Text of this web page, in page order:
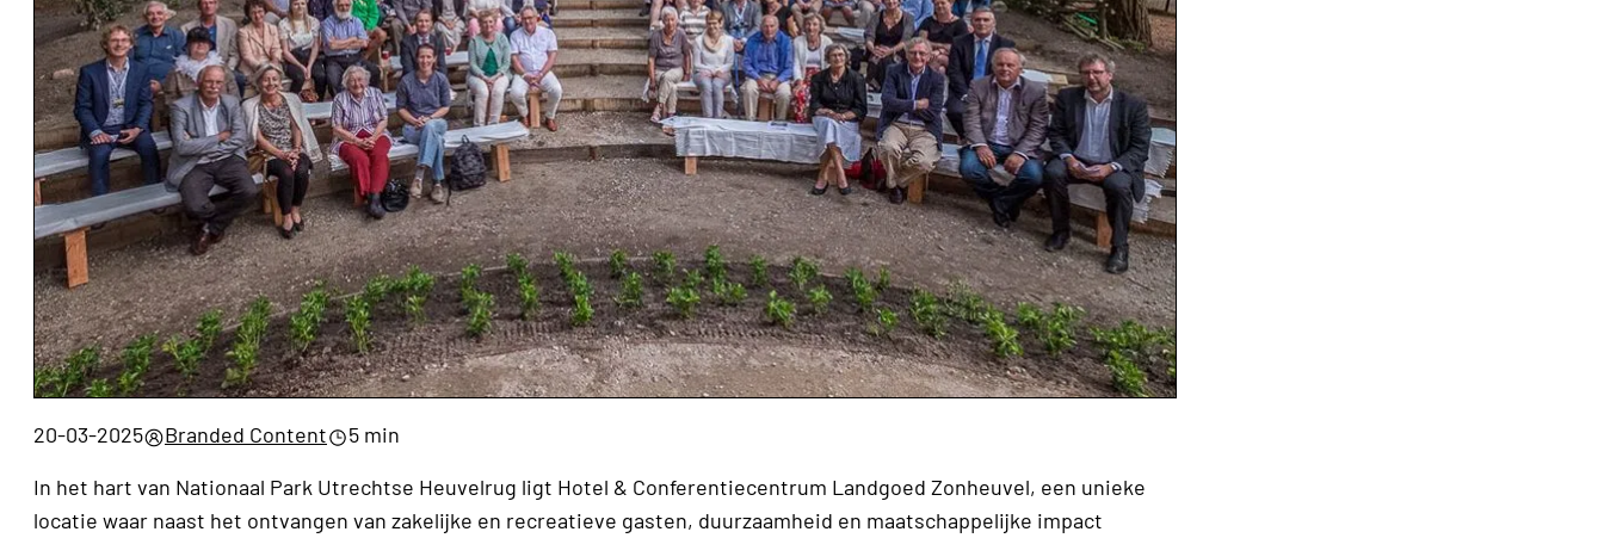
20-03-2025 Branded Content
5 min
In het hart van Nationaal Park Utrechtse Heuvelrug ligt Hotel & Conferentiecentrum Landgoed Zonheuvel, een unieke
locatie waar naast het ontvangen van zakelijke en recreatieve gasten, duurzaamheid en maatschappelijke impact